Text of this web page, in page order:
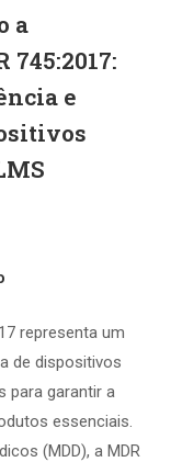
a
e
representa um
de dispositivos
para garantir a
essenciais.
(MDD), a MDR